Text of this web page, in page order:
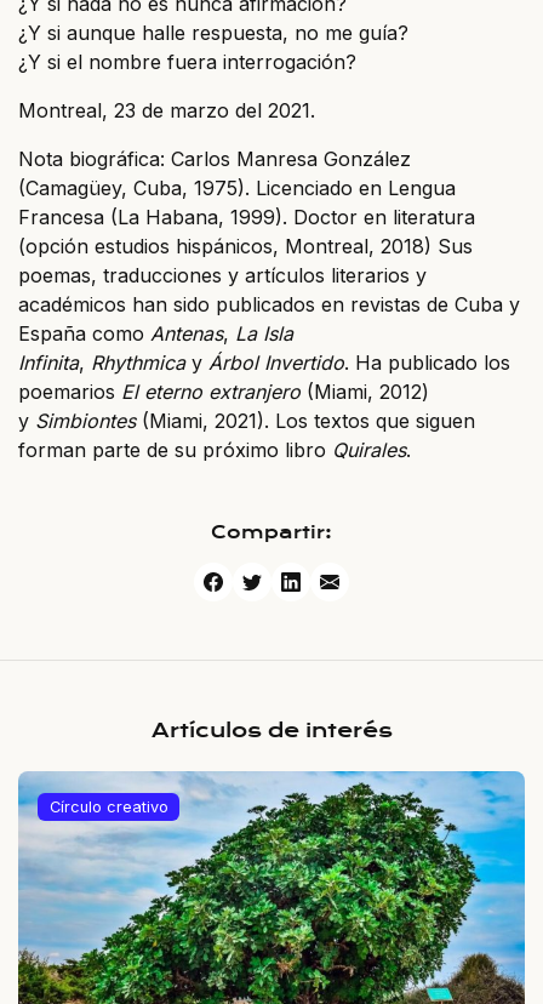
¿Y si aunque halle respuesta, no me guía?
¿Y si el nombre fuera interrogación?
Montreal, 23 de marzo del 2021.
Nota biográfica: Carlos Manresa González
(Camagüey, Cuba, 1975). Licenciado en Lengua
Francesa (La Habana, 1999). Doctor en literatura
(opción estudios hispánicos, Montreal, 2018) Sus
poemas, traducciones y artículos literarios y
académicos han sido publicados en revistas de Cuba y
España como Antenas, La Isla
Infinita, Rhythmicay Árbol Invertido. Ha publicado los
poemarios El eterno extranjero (Miami, 2012)
y Simbiontes(Miami, 2021). Los textos que siguen
forman parte de su próximo libro Quirales.
Compartir:
Artículos de interés
Círculo creativo